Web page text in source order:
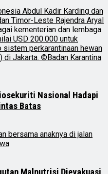
Nasional Hadapi
Batas